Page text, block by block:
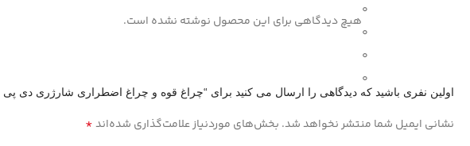
0
0
0
0
هیچ دیدگاهی برای این محصول نوشته نشده است.
اولین نفری باشید که دیدگاهی را ارسال می کنید برای “چراغ قوه و چراغ اضطراری شارژری دی پی Dp-9111”
نشانی ایمیل شما منتشر نخواهد شد. بخش‌های موردنیاز علامت‌گذاری شده‌اند*